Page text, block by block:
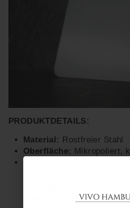
PRODUKTDETAILS:
Material: Rostfreier Stahl
Oberfläche: Mikropoliert,
30 × 20 cm – ideal
34 × 23 cm –